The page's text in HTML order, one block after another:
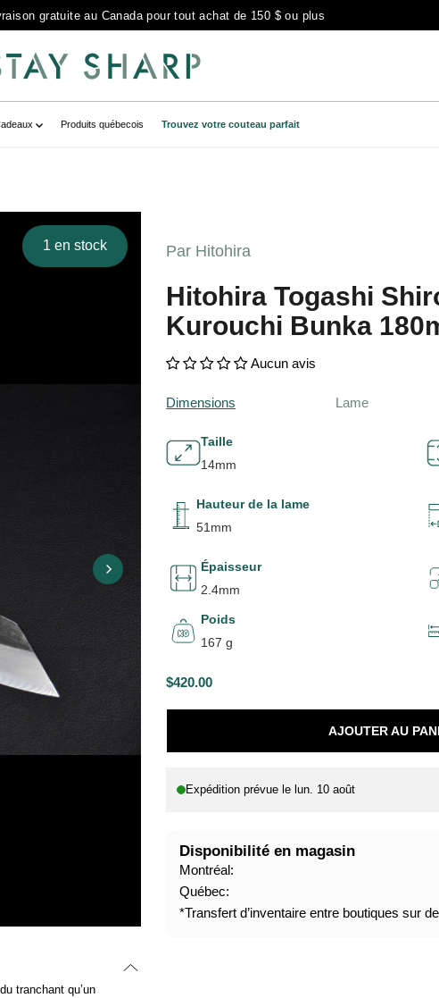
gratuite au Canada pour tout achat de 150 $ ou plus
Produits québecois Trouvez votre couteau parfait
1 en stock
27BBA366F664.jpg?
product" data-
tranchant qu’un
Par Hitohira
Hitohira Togashi
Kurouchi Bunka
Aucun avis
Dimensions Lame
Taille
14mm
Hauteur de la lame
51mm
Épaisseur
2.4mm
Poids
167 g
P
R
X
$420.00
AJOUTER AU
Expédition prévue le lun. 10 août
Disponibilité en magasin
Montréal:
Québec:
*Transfert d’inventaire entre boutiques sur